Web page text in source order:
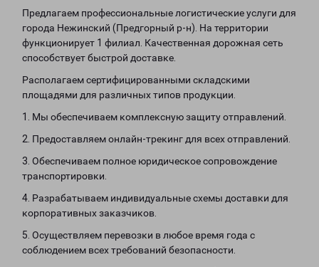
Предлагаем профессиональные логистические услуги для
города Нежинский (Предгорный р-н). На территории
функционирует 1 филиал. Качественная дорожная сеть
способствует быстрой доставке.
Располагаем сертифицированными складскими
площадями для различных типов продукции.
1. Мы обеспечиваем комплексную защиту отправлений.
2. Предоставляем онлайн-трекинг для всех отправлений.
3. Обеспечиваем полное юридическое сопровождение
транспортировки.
4. Разрабатываем индивидуальные схемы доставки для
корпоративных заказчиков.
5. Осуществляем перевозки в любое время года с
соблюдением всех требований безопасности.